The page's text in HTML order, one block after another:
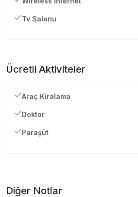
Tv Salonu
Ücretli Aktiviteler
Araç Kiralama
Doktor
Paraşüt
Diğer Notlar